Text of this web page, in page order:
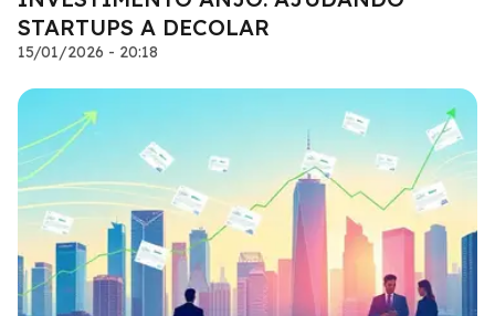
STARTUPS A DECOLAR
15/01/2026 - 20:18